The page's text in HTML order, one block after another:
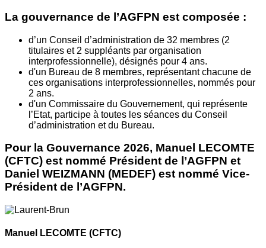
La gouvernance de l’AGFPN est composée :
d’un Conseil d’administration de 32 membres (2
titulaires et 2 suppléants par organisation
interprofessionnelle), désignés pour 4 ans.
d'un Bureau de 8 membres, représentant chacune de
ces organisations interprofessionnelles, nommés pour
2 ans.
d'un Commissaire du Gouvernement, qui représente
l’Etat, participe à toutes les séances du Conseil
d’administration et du Bureau.
Pour la Gouvernance 2026, Manuel LECOMTE
(CFTC) est nommé Président de l’AGFPN et
Daniel WEIZMANN (MEDEF) est nommé Vice-
Président de l’AGFPN.
Manuel LECOMTE (CFTC)